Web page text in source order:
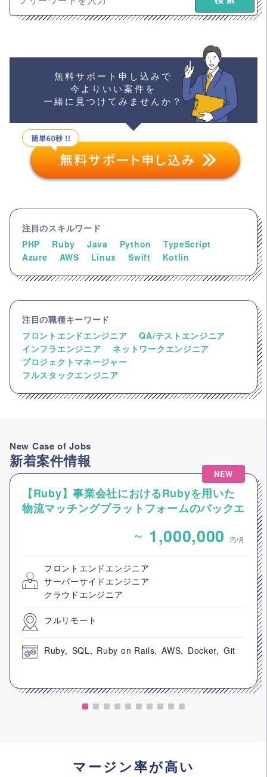
無料サポート申し込みで
今よりいい案件を
一緒に見つけてみませんか？
注目のスキルワード
PHP
Ruby Java Python
TypeScript
Azure
AWS Linux Swift Kotlin
注目の職種キーワード
フロントエンドエンジニア
QA/テストエンジニア
インフラエンジニア
ネットワークエンジニア
プロジェクトマネージャー
フルスタックエンジニア
New Case of Jobs
新着案件情報
NEW
【Ruby】事業会社におけるRubyを用いた
物流マッチングプラットフォームのバックエ
~ 1,000,000 円/月
フロントエンドエンジニア
サーバーサイドエンジニア
クラウドエンジニア
フルリモート
Ruby SQL Ruby on Rails AWS Docker Git
マージン率が高い